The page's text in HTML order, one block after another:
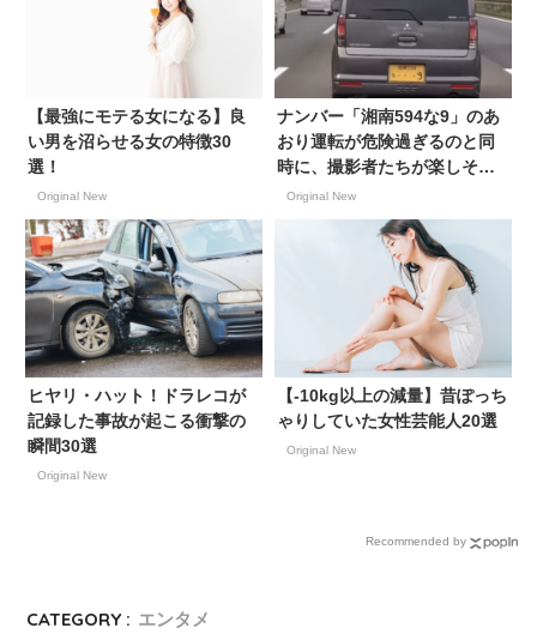
【最強にモテる女になる】良
い男を沼らせる女の特徴30
選！
Original New
ナンバー「湘南594な9」のあ
おり運転が危険過ぎるのと同
時に、撮影者たちが楽しそう
過ぎて釣られ笑いしてしまう
と話題に
Original New
ヒヤリ・ハット！ドラレコが
記録した事故が起こる衝撃の
瞬間30選
Original New
【-10kg以上の減量】昔ぽっち
ゃりしていた女性芸能人20選
Original New
Recommended by
CATEGORY : エンタメ